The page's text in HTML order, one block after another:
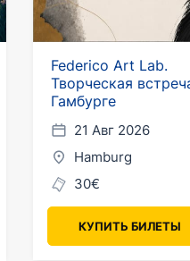
Federico Art Lab.
Творческая
Гамбурге
21 Авг 2026
Hamburg
30€
КУПИТЬ БИЛЕТЫ